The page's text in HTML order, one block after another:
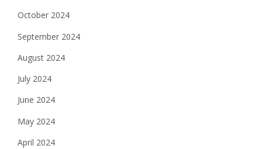
October 2024
September 2024
August 2024
July 2024
June 2024
May 2024
April 2024